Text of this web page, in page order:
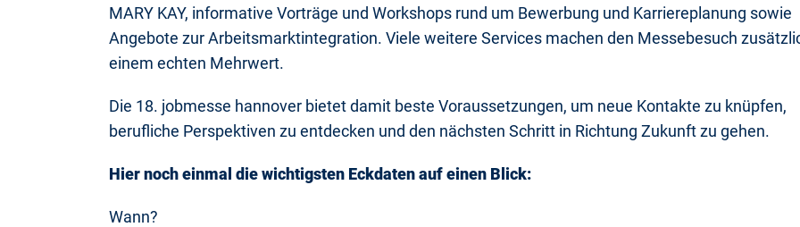
MARY KAY, informative Vorträge und Workshops rund um Bewerbung und Karriereplanung sowie
Angebote zur Arbeitsmarktintegration. Viele weitere Services machen den Messebesuch
einem echten Mehrwert.
Die 18. jobmesse hannover bietet damit beste Voraussetzungen, um neue Kontakte zu knüpfen,
berufliche Perspektiven zu entdecken und den nächsten Schritt in Richtung Zukunft zu gehen.
Hier noch einmal die wichtigsten Eckdaten auf einen Blick:
Wann?